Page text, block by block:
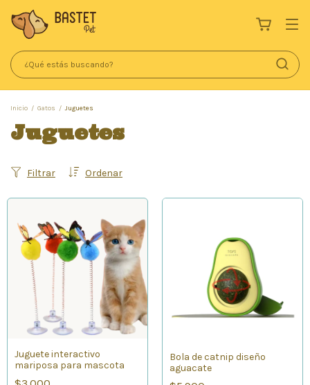
Inicio / Gatos / Juguetes
Juguetes
Ordenar
Filtrar
Juguete interactivo
mariposa para mascota
Bola de catnip diseño
aguacate